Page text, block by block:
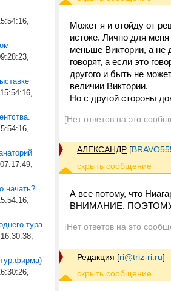
начать?
тура
Может я и отойду от
истоке. Лично для
меньше Виктории, а не
говорят, а если это
другого и быть не
величии Виктории.
Но с другой стороны
[Нет ответов на это
АЛЕКСАНДР [
А все потому, что
ВНИМАНИЕ.
[Нет ответов на это
Редакция [ri@triz-ri.ru]